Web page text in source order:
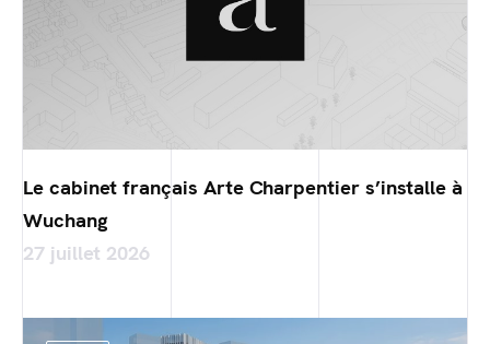
Le cabinet français Arte Charpentier s’installe à
Wuchang
27 juillet 2026